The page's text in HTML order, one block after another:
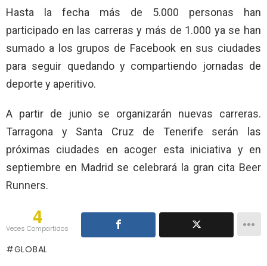
Hasta la fecha más de 5.000 personas han
participado en las carreras y más de 1.000 ya se han
sumado a los grupos de Facebook en sus ciudades
para seguir quedando y compartiendo jornadas de
deporte y aperitivo.
A partir de junio se organizarán nuevas carreras.
Tarragona y Santa Cruz de Tenerife serán las
próximas ciudades en acoger esta iniciativa y en
septiembre en Madrid se celebrará la gran cita Beer
Runners.
4
Veces Compartidos
GLOBAL